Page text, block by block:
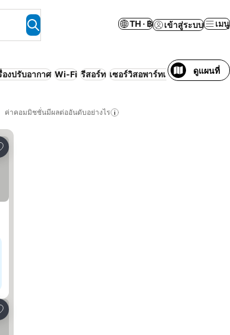
TH · ฿ เข้าสู่ระบบ เมนู
องปรับอากาศ Wi-Fi รีสอร์ท เซอร์วิสอพาร์ทเมนท์ หรูหรา
ดูแผนที่
ค่าคอมมิชชั่นมีผลต่ออันดับอย่างไร
มในรายการโปรด
มในรายการโปรด